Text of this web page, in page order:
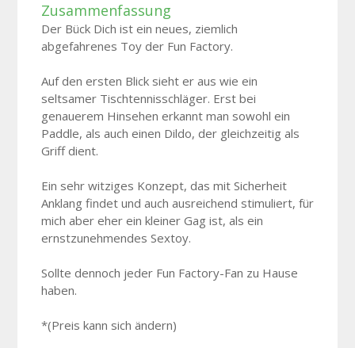
Zusammenfassung
Der Bück Dich ist ein neues, ziemlich
abgefahrenes Toy der Fun Factory.
Auf den ersten Blick sieht er aus wie ein
seltsamer Tischtennisschläger. Erst bei
genauerem Hinsehen erkannt man sowohl ein
Paddle, als auch einen Dildo, der gleichzeitig als
Griff dient.
Ein sehr witziges Konzept, das mit Sicherheit
Anklang findet und auch ausreichend stimuliert, für
mich aber eher ein kleiner Gag ist, als ein
ernstzunehmendes Sextoy.
Sollte dennoch jeder Fun Factory-Fan zu Hause
haben.
*(Preis kann sich ändern)